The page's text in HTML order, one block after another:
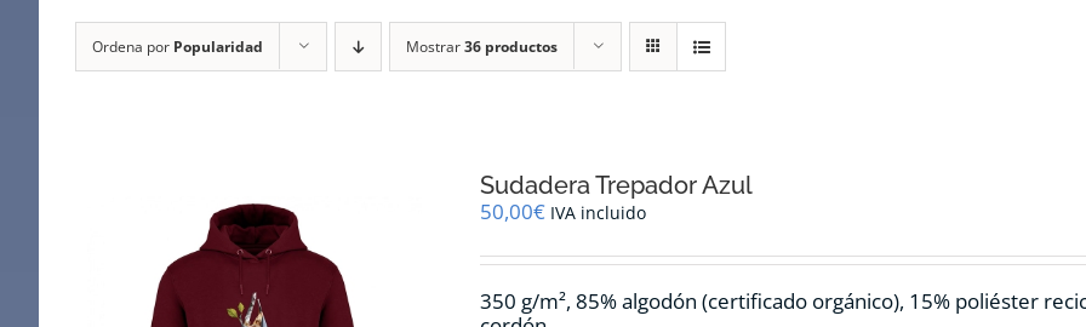
Ordena por Popularidad Mostrar36 productos
Sudadera Trepador Azul
50,00€ IVA incluido
350 g/m², 85% algodón (certificado orgánico), 15% poliéster